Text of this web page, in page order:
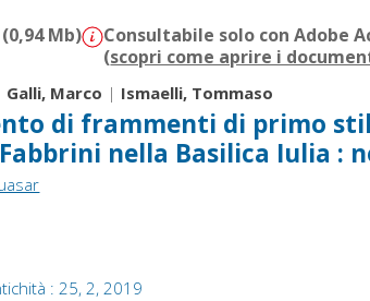
(0,94 Mb)
Consultabile solo con Adobe
(scopri come aprire i
Galli, Marco | Ismaelli, Tommaso
di frammenti di primo
nella Basilica Iulia :
: 25, 2, 2019